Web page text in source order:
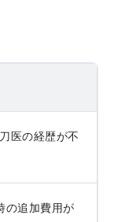
医の経歴が不
の追加費用が